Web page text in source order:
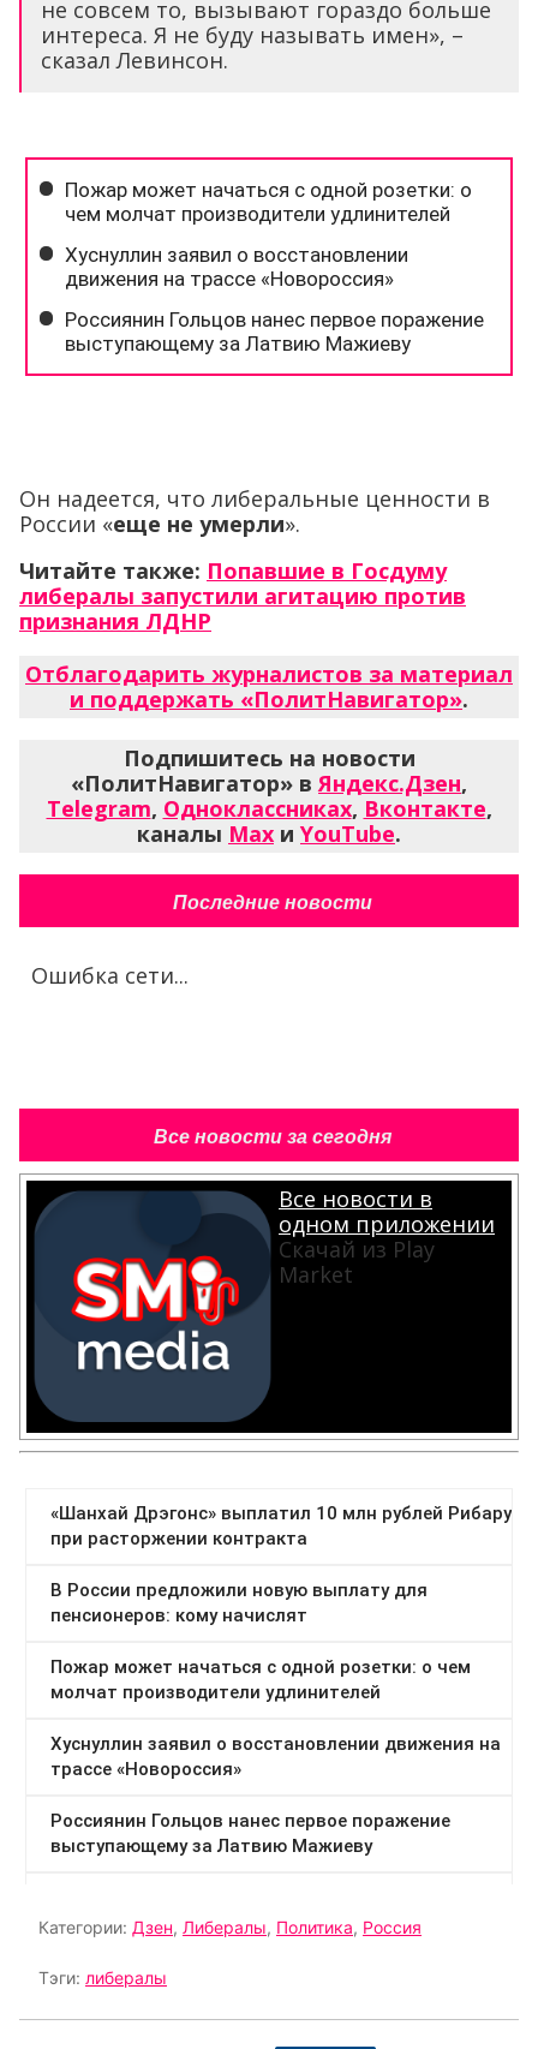
не совсем то, вызывают гораздо больше
интереса. Я не буду называть имен», –
сказал Левинсон.
Он надеется, что либеральные ценности в
России «еще не умерли».
Читайте также: Попавшие в Госдуму
либералы запустили агитацию против
признания ЛДНР
Отблагодарить журналистов за материал
и поддержать «ПолитНавигатор».
Подпишитесь на новости
«ПолитНавигатор» в Яндекс.Дзен,
Telegram, Одноклассниках, Вконтакте,
каналы Max и YouTube.
Последние новости
Ошибка сети...
Все новости за сегодня
Все новости в
одном приложении
Скачай из Play
Market
Категории: Дзен, Либералы, Политика, Россия
Тэги: либералы